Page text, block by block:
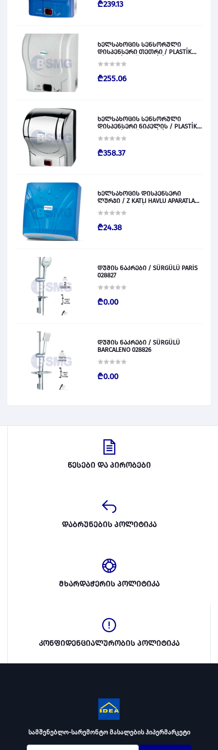
₾239.13
ხელსახოცის სენსორული
დისპენსერი თეთრი / PLASTİK
028829
₾255.06
ხელსახოცის სენსორული
დისპენსერი ნიკელის / PLASTİK
028830
₾358.37
ხელსახოცის დისპენსერი
ლურჯი / Z KATLI HAVLU APARATLARI
₾24.38
დუშის ნაკრები / SÜRGÜLÜ PARİS
028827
₾0.00
დუშის ნაკრები / SÜRGÜLÜ
BARCALENO 028826
₾0.00
წესები და პირობები
დაბრუნების პოლიტიკა
მხარდაჭერის პოლიტიკა
კონფიდენციალურობის პოლიტიკა
სამშენებლო-სარემონტო მასალების ჰიპერმარკეტი